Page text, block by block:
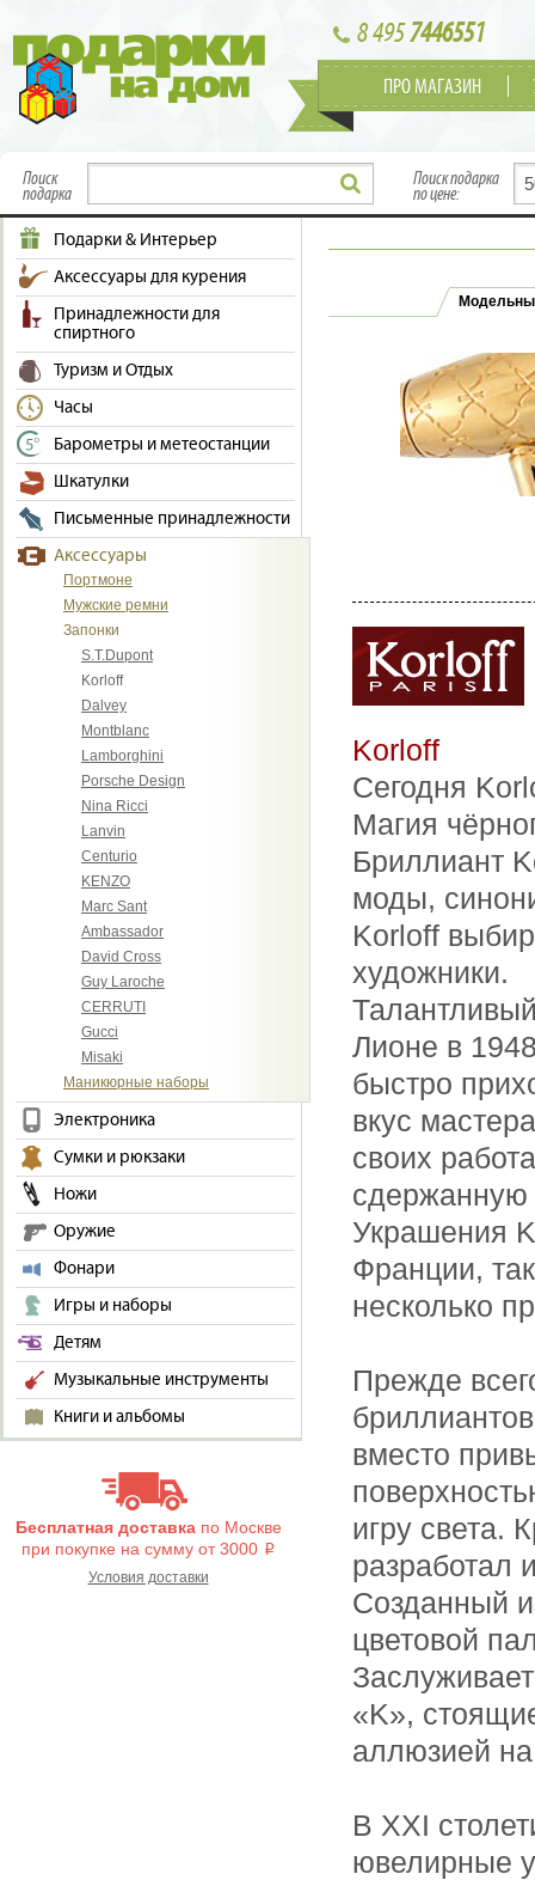
8 4957446551
ПРО МАГАЗИН
Поиск
подарка
Поиск подарка
по цене:
Подарки & Интерьер
Аксессуары для курения
Принадлежности для
спиртного
Туризм и Отдых
Часы
Барометры и метеостанции
Шкатулки
Письменные принадлежности
Аксессуары
Портмоне
Мужские ремни
Запонки
S.T.Dupont
Korloff
Dalvey
Montblanc
Lamborghini
Porsche Design
Nina Ricci
Lanvin
Centurio
KENZO
Marc Sant
Ambassador
David Cross
Guy Laroche
CERRUTI
Gucci
Misaki
Маникюрные наборы
Электроника
Сумки и рюкзаки
Ножи
Оружие
Фонари
Игры и наборы
Детям
Музыкальные инструменты
Книги и альбомы
Бесплатная доставкапо Москве
при покупке на сумму от 3000 i
Условия доставки
Korloff
Сегодня
Магия
Бриллиант
моды,
Korloff
художники.
Лионе в
быстро
вкус
своих
сдержанную
Украшения
Франции,
несколько
Прежде
вместо
игру света.
разработал
Созданный
цветовой
«K»,
аллюзией
В XXI
ювелирные